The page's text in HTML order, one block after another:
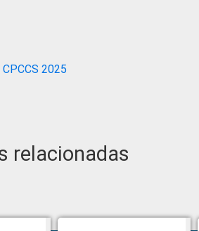
CPCCS 2025
relacionadas